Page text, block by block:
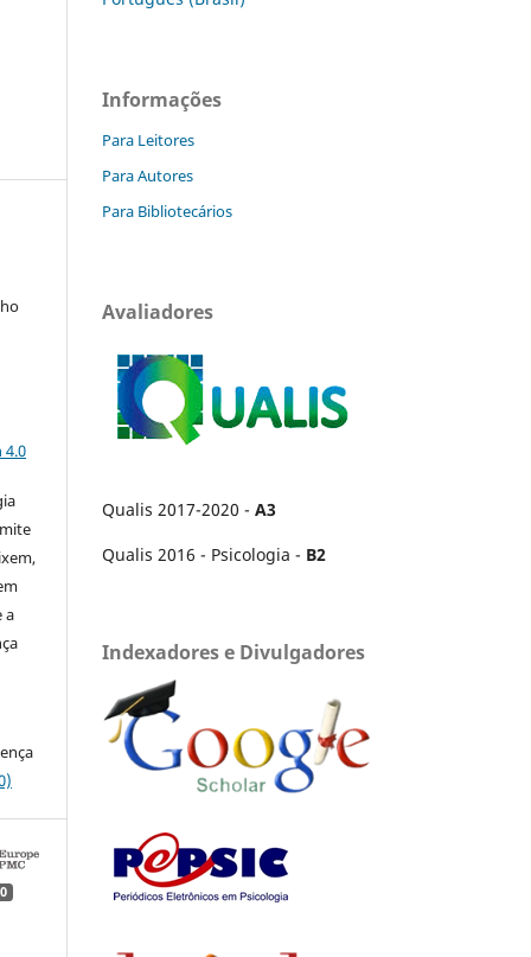
4.0
a
0
Informações
Para Leitores
Para Autores
Para Bibliotecários
Avaliadores
Qualis 2017-2020 - A3
Qualis 2016 - Psicologia - B2
Indexadores e Divulgadores